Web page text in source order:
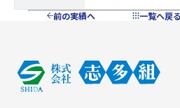
前の実績へ 一覧へ戻る